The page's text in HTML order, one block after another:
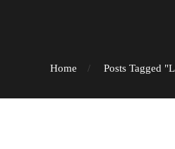
Home Posts Tagged